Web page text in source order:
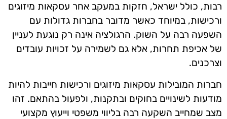
רבות, כולל ישראל, חזקות במעקב אחר עסקאות מיזוגים
ורכישות, במיוחד כאשר מדובר בחברות גדולות עם
השפעה רבה על השוק. הרגולציה אינה רק נוגעת לעניין
של אכיפת תחרות, אלא גם לשמירה על זכויות עובדים
וצרכנים.
חברות המובילות עסקאות מיזוגים ורכישות חייבות להיות
מודעות לשינויים בחוקים ובתקנות, ולפעול בהתאם. זהו
מצב שמחייב השקעה רבה בליווי משפטי וייעוץ מקצועי